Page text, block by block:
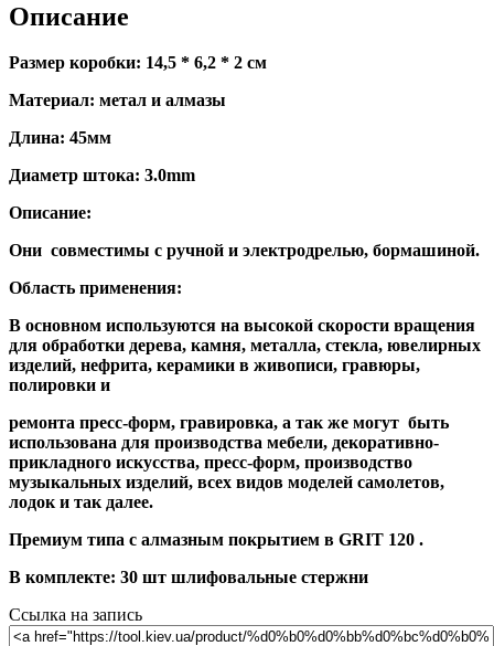
Описание
Размер коробки: 14,5 * 6,2 * 2 см
Материал: метал и алмазы
Длина: 45мм
Диаметр штока: 3.0mm
Описание:
Они совместимы с ручной и электродрелью, бормашиной.
Область применения:
В основном используются на высокой скорости вращения
для обработки дерева, камня, металла, стекла, ювелирных
изделий, нефрита, керамики в живописи, гравюры,
полировки и
ремонта пресс-форм, гравировка, а так же могут быть
использована для производства мебели, декоративно-
прикладного искусства, пресс-форм, производство
музыкальных изделий, всех видов моделей самолетов,
лодок и так далее.
Премиум типа с алмазным покрытием в GRIT 120 .
В комплекте: 30 шт шлифовальные стержни
Ссылка на запись